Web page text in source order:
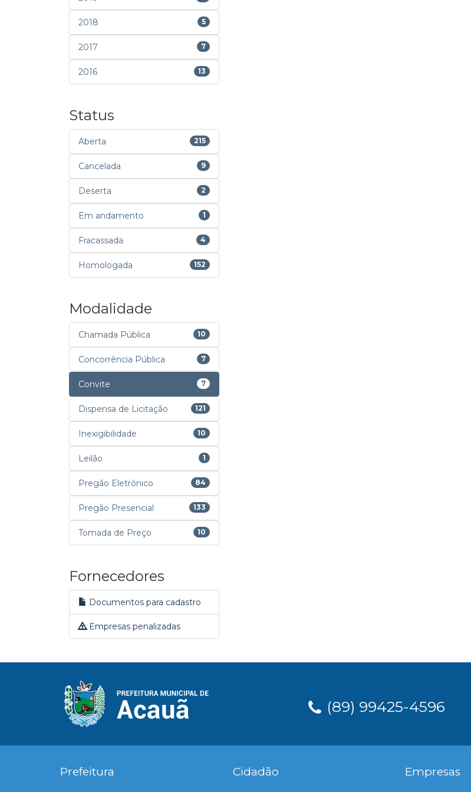
2018 5
2017 7
2016 13
Status
Aberta 215
Cancelada 9
Deserta 2
Em andamento 1
Fracassada 4
Homologada 152
Modalidade
Chamada Pública 10
Concorrência Pública 7
Convite 7
Dispensa de Licitação 121
Inexigibilidade 10
Leilão 1
Pregão Eletrônico 84
Pregão Presencial 133
Tomada de Preço 10
Fornecedores
Documentos para cadastro
Empresas penalizadas
(89) 99425-4596
Prefeitura Cidadão Empresas